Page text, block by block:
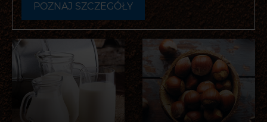
POZNAJ SZCZEGÓŁY
OTWIERA
POPUP
DODATKOWYMI
INFORMACJAMI